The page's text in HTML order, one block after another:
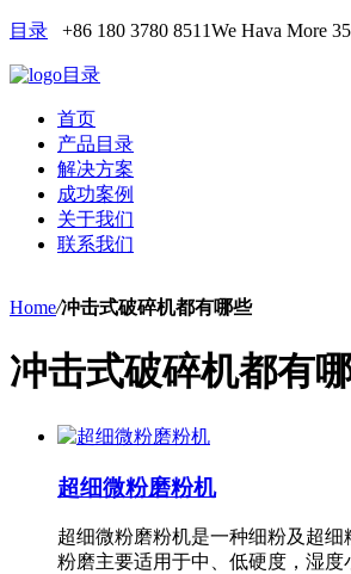
目录 +86 180 3780 8511We Hava More
目录
首页
产品目录
解决方案
成功案例
关于我们
联系我们
Home/冲击式破碎机都有哪些
冲击式破碎机都有
超细微粉磨粉机
超细微粉磨粉机是一种细粉及超细
粉磨主要适用于中、低硬度，湿度